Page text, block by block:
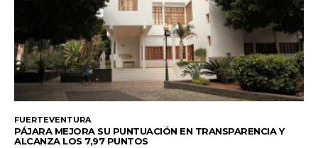
FUERTEVENTURA
PÁJARA MEJORA SU PUNTUACIÓN EN TRANSPARENCIA Y
ALCANZA LOS 7,97 PUNTOS